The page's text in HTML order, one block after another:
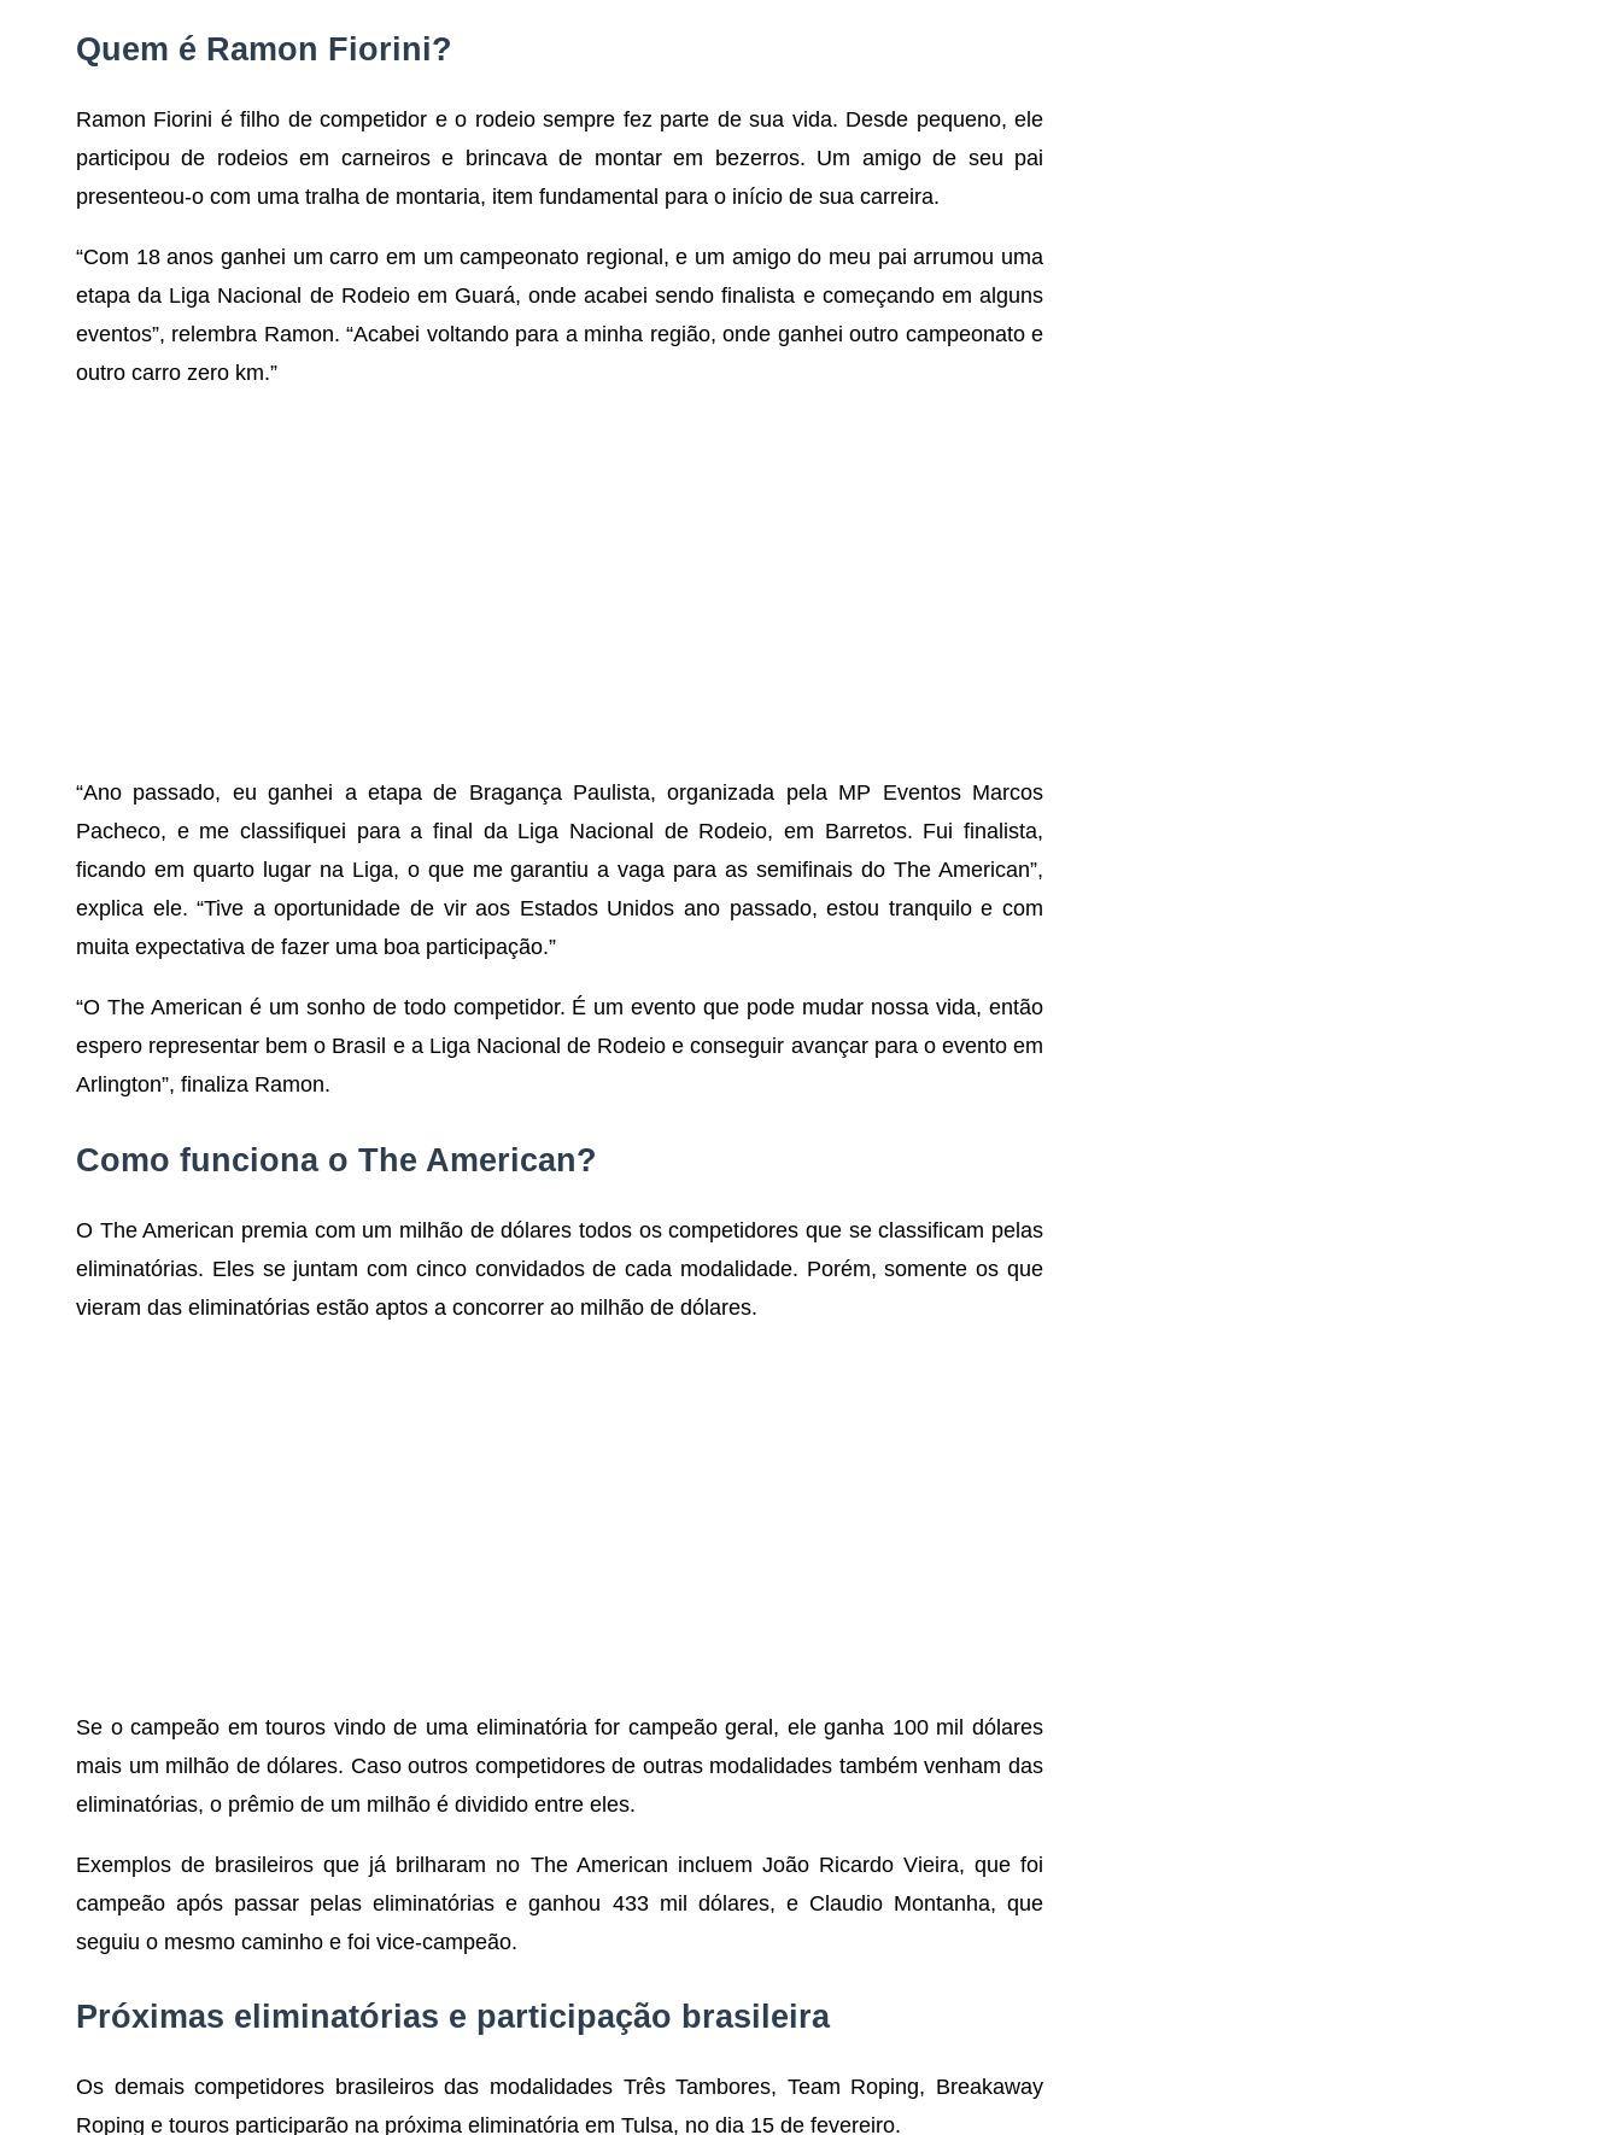
Quem é Ramon Fiorini?
Ramon Fiorini é filho de competidor e o rodeio sempre fez parte de sua vida. Desde pequeno, ele
participou de rodeios em carneiros e brincava de montar em bezerros. Um amigo de seu pai
presenteou-o com uma tralha de montaria, item fundamental para o início de sua carreira.
“Com 18 anos ganhei um carro em um campeonato regional, e um amigo do meu pai arrumou uma
etapa da Liga Nacional de Rodeio em Guará, onde acabei sendo finalista e começando em alguns
eventos”, relembra Ramon. “Acabei voltando para a minha região, onde ganhei outro campeonato e
outro carro zero km.”
“Ano passado, eu ganhei a etapa de Bragança Paulista, organizada pela MP Eventos Marcos
Pacheco, e me classifiquei para a final da Liga Nacional de Rodeio, em Barretos. Fui finalista,
ficando em quarto lugar na Liga, o que me garantiu a vaga para as semifinais do The American”,
explica ele. “Tive a oportunidade de vir aos Estados Unidos ano passado, estou tranquilo e com
muita expectativa de fazer uma boa participação.”
“O The American é um sonho de todo competidor. É um evento que pode mudar nossa vida, então
espero representar bem o Brasil e a Liga Nacional de Rodeio e conseguir avançar para o evento em
Arlington”, finaliza Ramon.
Como funciona o The American?
O The American premia com um milhão de dólares todos os competidores que se classificam pelas
eliminatórias. Eles se juntam com cinco convidados de cada modalidade. Porém, somente os que
vieram das eliminatórias estão aptos a concorrer ao milhão de dólares.
Se o campeão em touros vindo de uma eliminatória for campeão geral, ele ganha 100 mil dólares
mais um milhão de dólares. Caso outros competidores de outras modalidades também venham das
eliminatórias, o prêmio de um milhão é dividido entre eles.
Exemplos de brasileiros que já brilharam no The American incluem João Ricardo Vieira, que foi
campeão após passar pelas eliminatórias e ganhou 433 mil dólares, e Claudio Montanha, que
seguiu o mesmo caminho e foi vice-campeão.
Próximas eliminatórias e participação brasileira
Os demais competidores brasileiros das modalidades Três Tambores, Team Roping, Breakaway
Roping e touros participarão na próxima eliminatória em Tulsa, no dia 15 de fevereiro.